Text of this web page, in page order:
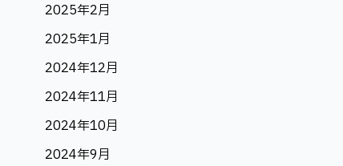
2025年2月
2025年1月
2024年12月
2024年11月
2024年10月
2024年9月